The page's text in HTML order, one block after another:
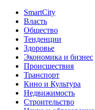
SmartCity
Власть
Общество
Тенденции
Здоровье
Экономика и бизнес
Происшествия
Транспорт
Кино и Культура
Недвижимость
Строительство